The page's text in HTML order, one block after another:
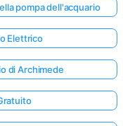
pompa dell'acquario
Elettrico
di Archimede